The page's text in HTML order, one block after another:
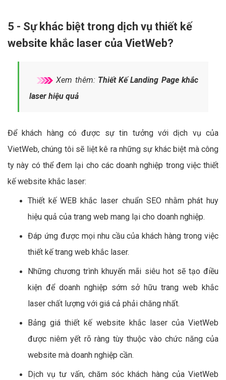
5 - Sự khác biệt trong dịch vụ thiết kế
website khắc laser của VietWeb?
Xem thêm: Thiết Kế Landing Page khắc
laser hiệu quả
Để khách hàng có được sự tin tưởng với dịch vụ của
VietWeb, chúng tôi sẽ liệt kê ra những sự khác biệt mà công
ty này có thể đem lại cho các doanh nghiệp trong việc thiết
kế website khắc laser:
Thiết kế WEB khắc laser chuẩn SEO nhằm phát huy
hiệu quả của trang web mang lại cho doanh nghiệp.
Đáp ứng được mọi nhu cầu của khách hàng trong việc
thiết kế trang web khắc laser.
Những chương trình khuyến mãi siêu hot sẽ tạo điều
kiện để doanh nghiệp sớm sở hữu trang web khắc
laser chất lượng với giá cả phải chăng nhất.
Bảng giá thiết kế website khắc laser của VietWeb
được niêm yết rõ ràng tùy thuộc vào chức năng của
website mà doanh nghiệp cần.
Dịch vụ tư vấn, chăm sóc khách hàng của VietWeb